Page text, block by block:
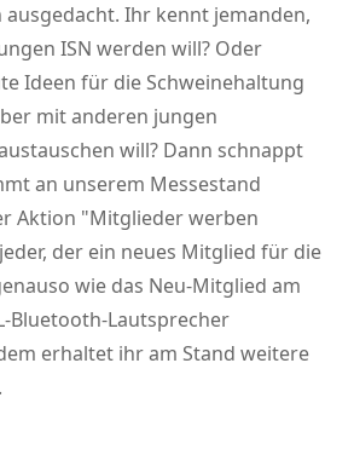
Ihr kennt jemanden,
ISN werden will? Oder
Ideen für die Schweinehaltung
mit anderen jungen
will? Dann schnappt
an unserem Messestand
Aktion Mitglieder werben
der ein neues Mitglied für die
wie das Neu-Mitglied am
Bluetooth-Lautsprecher
erhaltet ihr am Stand weitere